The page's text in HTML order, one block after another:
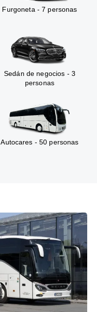
Furgoneta - 7 personas
Sedán de negocios - 3
personas
Autocares - 50 personas